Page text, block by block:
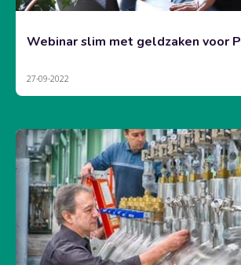
Webinar slim met geldzaken voor
27-09-2022